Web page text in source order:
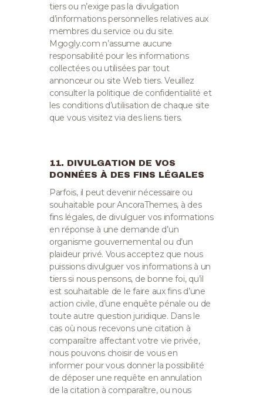
tiers ou n’exige pas la divulgation
d’informations personnelles relatives aux
membres du service ou du site.
Mgogly.com n’assume aucune
responsabilité pour les informations
collectées ou utilisées par tout
annonceur ou site Web tiers. Veuillez
consulter la politique de confidentialité et
les conditions d’utilisation de chaque site
que vous visitez via des liens tiers.
11. DIVULGATION DE VOS
DONNÉES À DES FINS LÉGALES
Parfois, il peut devenir nécessaire ou
souhaitable pour AncoraThemes, à des
fins légales, de divulguer vos informations
en réponse à une demande d’un
organisme gouvernemental ou d’un
plaideur privé. Vous acceptez que nous
puissions divulguer vos informations à un
tiers si nous pensons, de bonne foi, qu’il
est souhaitable de le faire aux fins d’une
action civile, d’une enquête pénale ou de
toute autre question juridique. Dans le
cas où nous recevons une citation à
comparaître affectant votre vie privée,
nous pouvons choisir de vous en
informer pour vous donner la possibilité
de déposer une requête en annulation
de la citation à comparaître, ou nous